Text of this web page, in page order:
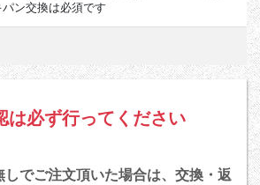
パン交換は必須です
は必ず行ってください
でご注文頂いた場合は、交換・返